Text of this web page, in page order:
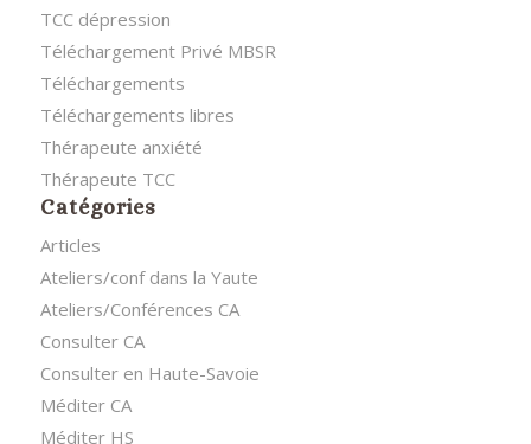
TCC dépression
Téléchargement Privé MBSR
Téléchargements
Téléchargements libres
Thérapeute anxiété
Thérapeute TCC
Catégories
Articles
Ateliers/conf dans la Yaute
Ateliers/Conférences CA
Consulter CA
Consulter en Haute-Savoie
Méditer CA
Méditer HS